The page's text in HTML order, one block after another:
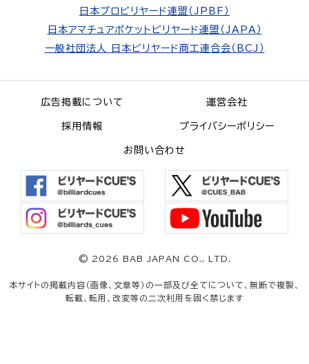
日本プロビリヤード連盟（JPBF）
日本アマチュアポケットビリヤード連盟（JAPA）
一般社団法人 日本ビリヤード商工連合会（BCJ）
広告掲載について 運営会社
採用情報 プライバシーポリシー
お問い合わせ
© 2026 BAB JAPAN CO., LTD.
本サイトの掲載内容（画像、文章等）の一部及び全てについて、無断で複製、
転載、転用、改変等の二次利用を固く禁じます